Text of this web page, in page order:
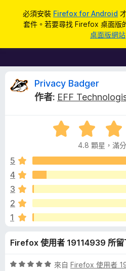
必須安裝 Firefox for Android
套件。若要尋找 Firefox 桌面版
桌面版網站
F
i
e
x
覽
器
附
加
件
P
v
a
c
y
B
Privacy Badger
作者: EFF
評
價
.
分
滿
5
4.8 顆星，滿
5
4
3
2
1
Firefox 使用者 19114939 所留
評
來自 Firefox 使用者